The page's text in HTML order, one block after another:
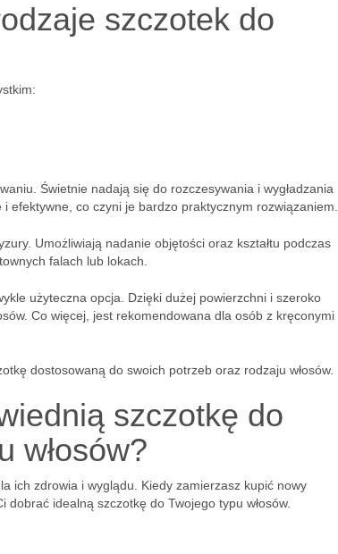
szczotek do
Świetnie nadają się do rozczesywania i wygładzania
efektywne, co czyni je bardzo praktycznym rozwiązaniem.
Umożliwiają nadanie objętości oraz kształtu podczas
falach lub lokach.
użyteczna opcja. Dzięki dużej powierzchni i szeroko
Co więcej, jest rekomendowana dla osób z kręconymi
dostosowaną do swoich potrzeb oraz rodzaju włosów.
szczotkę do
włosów?
ich zdrowia i wyglądu. Kiedy zamierzasz kupić nowy
idealną szczotkę do Twojego typu włosów.